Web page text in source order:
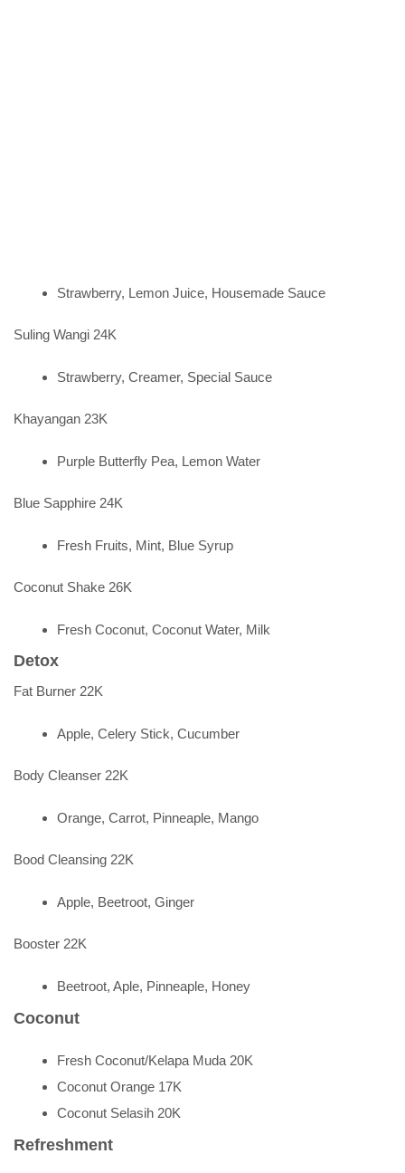
Strawberry, Lemon Juice, Housemade Sauce
Suling Wangi 24K
Strawberry, Creamer, Special Sauce
Khayangan 23K
Purple Butterfly Pea, Lemon Water
Blue Sapphire 24K
Fresh Fruits, Mint, Blue Syrup
Coconut Shake 26K
Fresh Coconut, Coconut Water, Milk
Detox
Fat Burner 22K
Apple, Celery Stick, Cucumber
Body Cleanser 22K
Orange, Carrot, Pinneaple, Mango
Bood Cleansing 22K
Apple, Beetroot, Ginger
Booster 22K
Beetroot, Aple, Pinneaple, Honey
Coconut
Fresh Coconut/Kelapa Muda 20K
Coconut Orange 17K
Coconut Selasih 20K
Refreshment